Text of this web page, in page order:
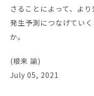
さることによって、よ
発生予測につなげてい
か。
(根来 諭)
July 05, 2021